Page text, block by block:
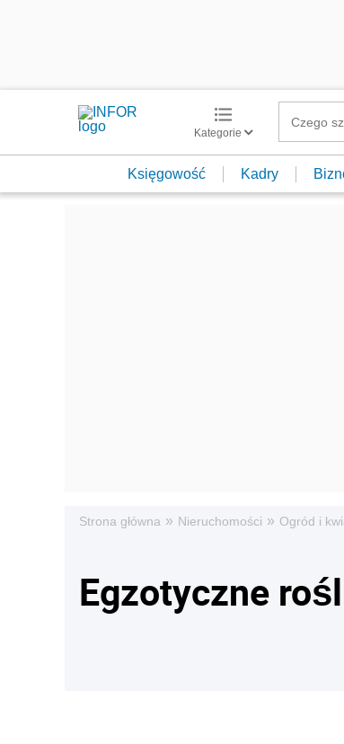
Kategorie
Księgowość Kadry
Strona główna » Nieruchomości » Ogród i
Egzotyczne